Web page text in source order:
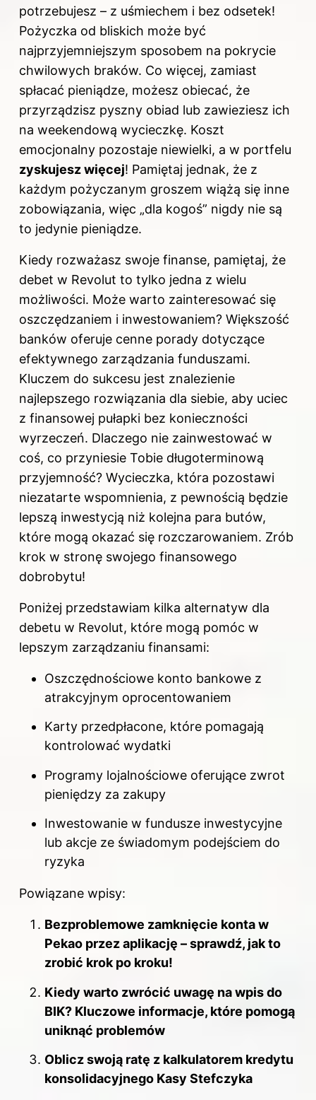
potrzebujesz – z uśmiechem i bez odsetek!
Pożyczka od bliskich może być
najprzyjemniejszym sposobem na pokrycie
chwilowych braków. Co więcej, zamiast
spłacać pieniądze, możesz obiecać, że
przyrządzisz pyszny obiad lub zawieziesz ich
na weekendową wycieczkę. Koszt
emocjonalny pozostaje niewielki, a w portfelu
zyskujesz więcej! Pamiętaj jednak, że z
każdym pożyczanym groszem wiążą się inne
zobowiązania, więc „dla kogoś” nigdy nie są
to jedynie pieniądze.
Kiedy rozważasz swoje finanse, pamiętaj, że
debet w Revolut to tylko jedna z wielu
możliwości. Może warto zainteresować się
oszczędzaniem i inwestowaniem? Większość
banków oferuje cenne porady dotyczące
efektywnego zarządzania funduszami.
Kluczem do sukcesu jest znalezienie
najlepszego rozwiązania dla siebie, aby uciec
z finansowej pułapki bez konieczności
wyrzeczeń. Dlaczego nie zainwestować w
coś, co przyniesie Tobie długoterminową
przyjemność? Wycieczka, która pozostawi
niezatarte wspomnienia, z pewnością będzie
lepszą inwestycją niż kolejna para butów,
które mogą okazać się rozczarowaniem. Zrób
krok w stronę swojego finansowego
dobrobytu!
Poniżej przedstawiam kilka alternatyw dla
debetu w Revolut, które mogą pomóc w
lepszym zarządzaniu finansami:
Oszczędnościowe konto bankowe z
atrakcyjnym oprocentowaniem
Karty przedpłacone, które pomagają
kontrolować wydatki
Programy lojalnościowe oferujące zwrot
pieniędzy za zakupy
Inwestowanie w fundusze inwestycyjne
lub akcje ze świadomym podejściem do
ryzyka
Powiązane wpisy:
Bezproblemowe zamknięcie konta w
Pekao przez aplikację – sprawdź, jak to
zrobić krok po kroku!
Kiedy warto zwrócić uwagę na wpis do
BIK? Kluczowe informacje, które pomogą
uniknąć problemów
Oblicz swoją ratę z kalkulatorem kredytu
konsolidacyjnego Kasy Stefczyka